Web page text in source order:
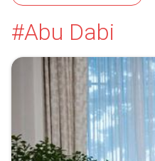
#Abu Dabi